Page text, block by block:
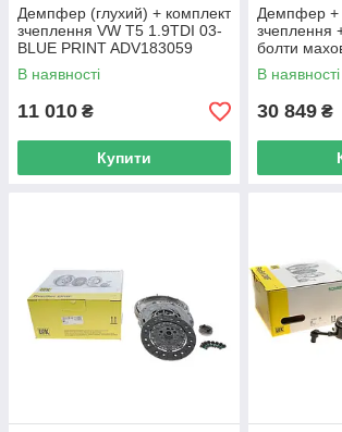
Демпфер (глухий) + комплект
зчеплення VW T5 1.9TDI 03-
BLUE PRINT ADV183059
UA62
В наявності
11 010 ₴
Купити
Демпфер +
зчеплення
болти
2.2CDI 03-
0056 00
В наявності
30 849 ₴